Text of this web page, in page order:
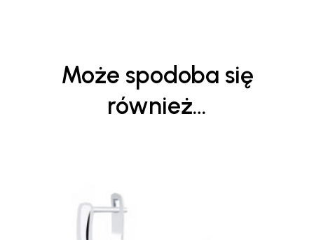
Może spodoba się
również…